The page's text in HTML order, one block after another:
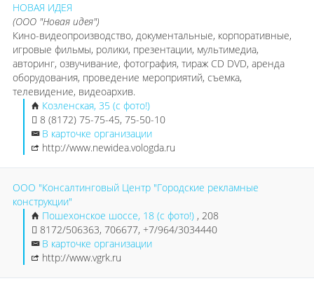
НОВАЯ ИДЕЯ
(ООО "Новая идея")
Кино-видеопроизводство, документальные, корпоративные,
игровые фильмы, ролики, презентации, мультимедиа,
авторинг, озвучивание, фотография, тираж CD DVD, аренда
оборудования, проведение мероприятий, съемка,
телевидение, видеоархив.
Козленская, 35 (с фото!)
8 (8172) 75-75-45, 75-50-10
В карточке организации
http://www.newidea.vologda.ru
ООО "Консалтинговый Центр "Городские рекламные
конструкции"
Пошехонское шоссе, 18 (с фото!) , 208
8172/506363, 706677, +7/964/3034440
В карточке организации
http://www.vgrk.ru